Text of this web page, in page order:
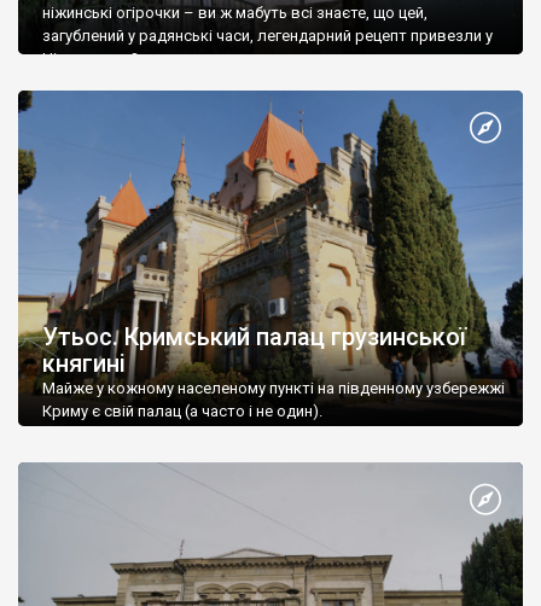
ніжинські огірочки – ви ж мабуть всі знаєте, що цей,
загублений у радянські часи, легендарний рецепт привезли у
Ніжин греки?
Утьос. Кримський палац грузинської
княгині
Майже у кожному населеному пункті на південному узбережжі
Криму є свій палац (а часто і не один).